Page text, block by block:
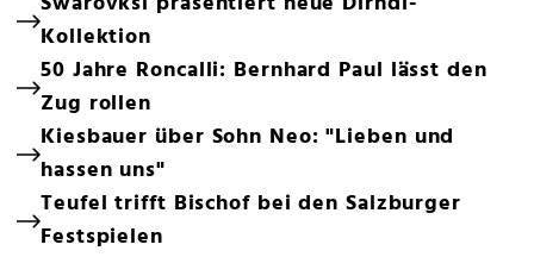
Kollektion
50 Jahre Roncalli: Bernhard Paul lässt den
Zug rollen
Kiesbauer über Sohn Neo: "Lieben und
hassen uns"
Teufel trifft Bischof bei den Salzburger
Festspielen